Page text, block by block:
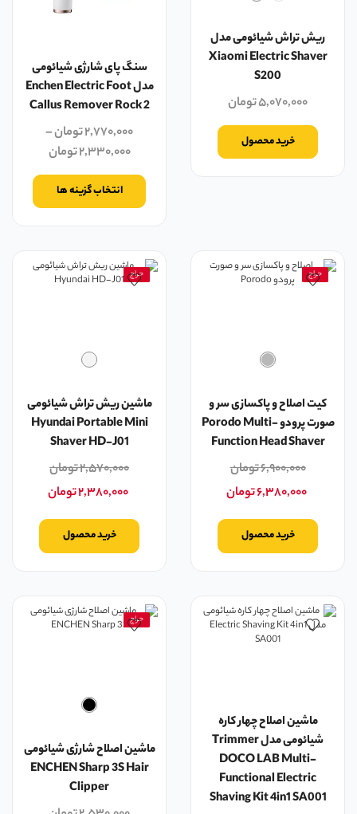
ریش تراش شیائومی مدل
Xiaomi Electric Shaver
S200
۵,۰۷۰,۰۰۰تومان
خرید محصول
سنگ پای شارژی شیائومی
مدل Enchen Electric Foot
Callus Remover Rock 2
۲,۷۷۰,۰۰۰تومان–
۲,۳۳۰,۰۰۰تومان
انتخاب گزینه ها
حراج
کیت اصلاح و پاکسازی سر و
صورت پرودو Porodo Multi-
Function Head Shaver
۶,۹۰۰,۰۰۰تومان
۶,۳۸۰,۰۰۰تومان
خرید محصول
حراج
ماشين ریش تراش شیائومی
Hyundai Portable Mini
Shaver HD-J01
۲,۵۷۰,۰۰۰تومان
۲,۳۸۰,۰۰۰تومان
خرید محصول
ماشین اصلاح چهار کاره
شیائومی مدل Trimmer
DOCO LAB Multi-
Functional Electric
Shaving Kit 4in1 SA001
حراج
ماشین اصلاح شارژی شیائومی
ENCHEN Sharp 3S Hair
Clipper